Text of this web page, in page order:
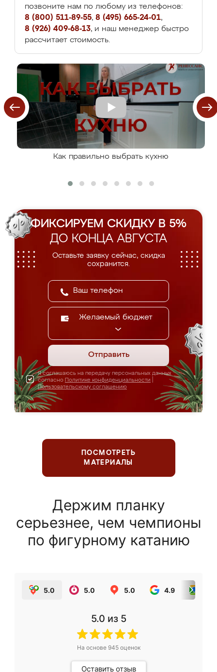
позвоните нам по любому из телефонов:
8 (800) 511-89-55, 8 (495) 665-24-01,
8 (926) 409-68-13, и наш менеджер быстро
рассчитает стоимость.
Как правильно выбрать кухню
ФИКСИРУЕМ СКИДКУ В 5%
ДО КОНЦА АВГУСТА
Оставьте заявку сейчас, скидка
сохранится.
Желаемый бюджет
Отправить
Я соглашаюсь на передачу персональных данных
согласно Политике конфиденциальности
Пользовательскому соглашению
ПОСМОТРЕТЬ
МАТЕРИАЛЫ
Держим планку
серьезнее, чем чемпионы
по фигурному катанию
5.0 5.0 5.0 4.9
5.0 из 5
На основе 945оценок
Оставить отзыв